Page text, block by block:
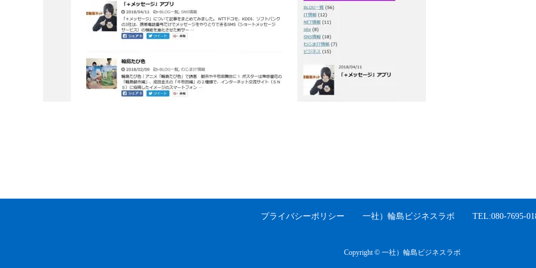
プライバシーポリシー 一社）輪島ビジネスラボ TEL:080-7695-
Copyright © 一社）輪島ビジネスラボ